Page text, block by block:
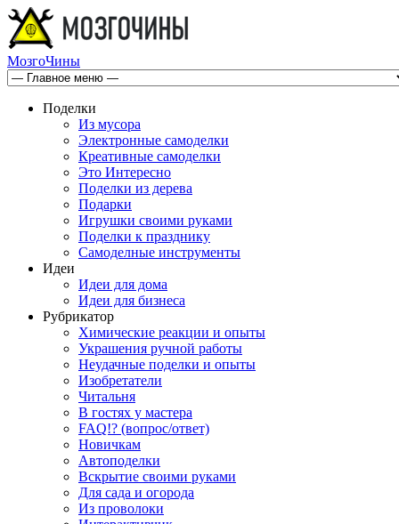
МозгоЧины
Поделки
Из мусора
Электронные самоделки
Креативные самоделки
Это Интересно
Поделки из дерева
Подарки
Игрушки своими руками
Поделки к празднику
Самоделные инструменты
Идеи
Идеи для дома
Идеи для бизнеса
Рубрикатор
Химические реакции и опыты
Украшения ручной работы
Неудачные поделки и опыты
Изобретатели
Читальня
В гостях у мастера
FAQ!? (вопрос/ответ)
Новичкам
Автоподелки
Вскрытие своими руками
Для сада и огорода
Из проволоки